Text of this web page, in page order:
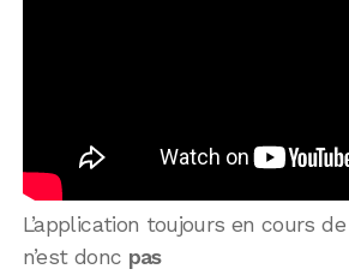
L’application toujours en cours
n’est donc pas